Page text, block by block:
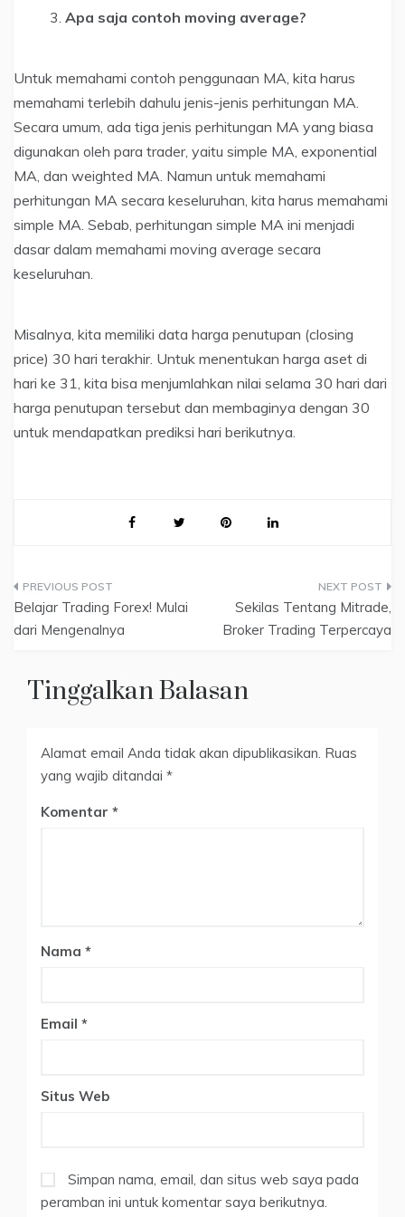
Apa saja contoh moving average?
Untuk memahami contoh penggunaan MA, kita harus
memahami terlebih dahulu jenis-jenis perhitungan MA.
Secara umum, ada tiga jenis perhitungan MA yang biasa
digunakan oleh para trader, yaitu simple MA, exponential
MA, dan weighted MA. Namun untuk memahami
perhitungan MA secara keseluruhan, kita harus memahami
simple MA. Sebab, perhitungan simple MA ini menjadi
dasar dalam memahami moving average secara
keseluruhan.
Misalnya, kita memiliki data harga penutupan (closing
price) 30 hari terakhir. Untuk menentukan harga aset di
hari ke 31, kita bisa menjumlahkan nilai selama 30 hari dari
harga penutupan tersebut dan membaginya dengan 30
untuk mendapatkan prediksi hari berikutnya.
Navigasi
pos
Belajar Trading Forex! Mulai
dari Mengenalnya
Sekilas Tentang Mitrade,
Broker Trading Terpercaya
Tinggalkan Balasan
Alamat email Anda tidak akan dipublikasikan. Ruas
yang wajib ditandai *
Komentar
Nama *
Email *
Situs Web
Simpan nama, email, dan situs web saya pada
peramban ini untuk komentar saya berikutnya.